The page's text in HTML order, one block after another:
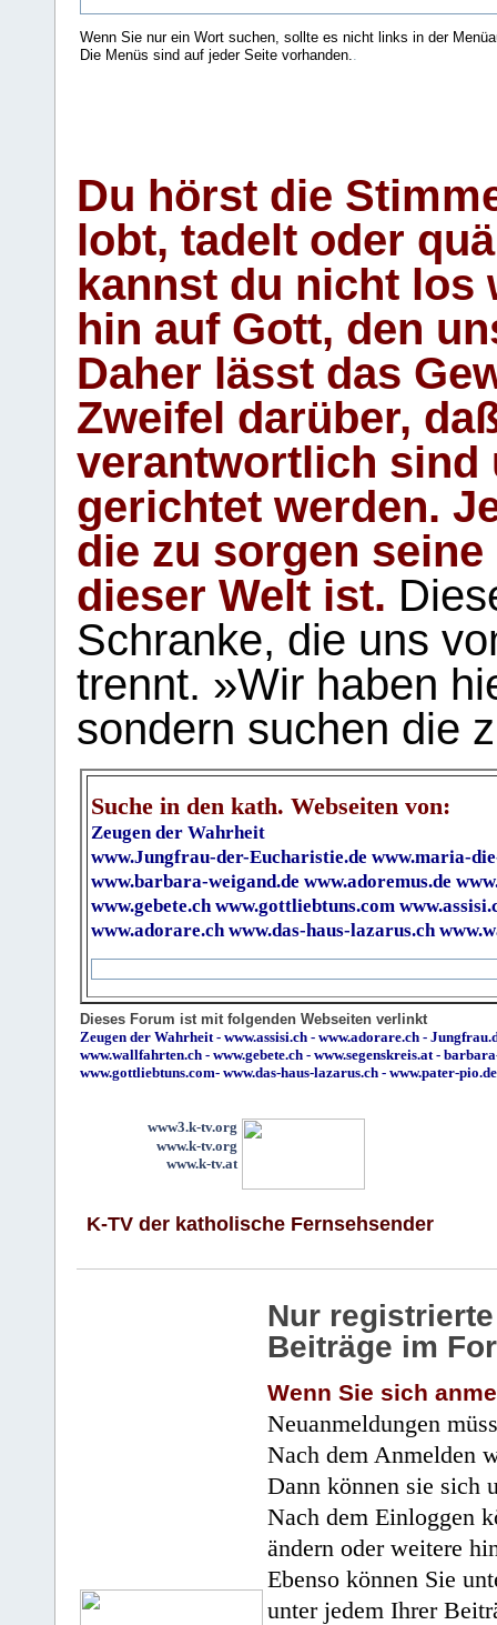
Wenn Sie nur ein Wort suchen, sollte es nicht links in der
Die Menüs sind auf jeder Seite vorhanden..
Du hörst die
lobt, tadelt oder
kannst du nicht los
hin auf Gott, den
Daher lässt das
Zweifel darüber,
verantwortlich sind
gerichtet werden.
die zu sorgen
dieser Welt ist.
Schranke, die uns
trennt. »Wir haben
sondern suchen die
Suche in den kath. Webseiten von:
Zeugen der Wahrheit
www.Jungfrau-der-Eucharistie.de www.maria-
www.barbara-weigand.de www.adoremus.de
www.gebete.ch www.gottliebtuns.com
www.adorare.ch www.das-haus-lazarus.ch
Dieses Forum ist mit folgenden Webseiten verlinkt
Zeugen der Wahrheit- www.assisi.ch - www.adorare.ch -
www.wallfahrten.ch - www.gebete.ch - www.segenskreis.at-
www.gottliebtuns.com- www.das-haus-lazarus.ch - www.pater-pio.de
www3.k-tv.org
www.k-tv.org
www.k-tv.at
K-TV der katholische Fernsehsender
Nur
Beiträge im
Wenn Sie sich
Neuanmeldungen
Nach dem Anmelden
Dann können sie sich
Nach dem Einloggen
ändern oder weitere
Ebenso können Sie
unter jedem Ihrer